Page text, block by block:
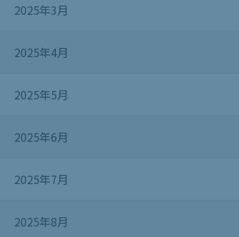
2025年3月
2025年4月
2025年5月
2025年6月
2025年7月
2025年8月